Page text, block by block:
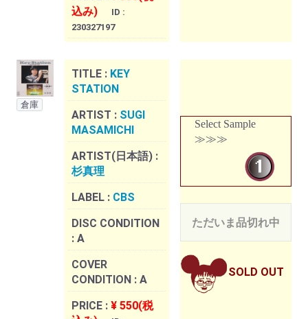
込み)
ID :
230327197
倉庫
TITLE : KEY
STATION
ARTIST : SUGI
MASAMICHI
ARTIST(日本語) :
杉真理
LABEL : CBS
DISC CONDITION
: A
COVER
CONDITION : A
PRICE : ¥ 550(税
Select Sample
≫≫≫
ただいま品切れ中
SOLD OUT